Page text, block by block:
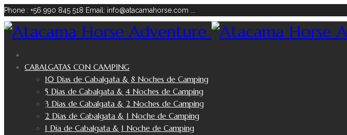
Phone : +56 990 845 518 Email: info@atacamahorse.com
CABALGATAS CON CAMPING
10 Dias de Cabalgata & 8 Noches de Camping
5 Dias de Cabalgata & 4 Noches de Camping
3 Dias de Cabalgata & 2 Noches de Camping
2 Dias de Cabalgata & 1 Noche de Camping
1 Dia de Cabalgata & 1 Noche de Camping